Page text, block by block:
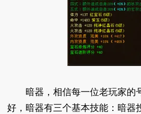
暗器，相信每一位老玩家的
好，暗器有三个基本技能：暗器